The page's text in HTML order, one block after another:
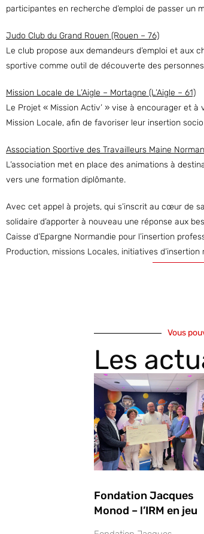
participantes en recherche d’emploi de passer
Judo Club du Grand Rouen (Rouen – 76)
Le club propose aux demandeurs d’emploi et aux
sportive comme outil de découverte des
Mission Locale de L’Aigle – Mortagne (L’Aigle – 61)
Le Projet « Mission Activ’ » vise à encourager et
Mission Locale, afin de favoriser leur insertion
Association Sportive des Travailleurs Maine
L’association met en place des animations à
vers une formation diplômante.
Avec cet appel à projets, qui s’inscrit au cœur de
solidaire d’apporter à nouveau une réponse aux
Caisse d’Epargne Normandie pour l’insertion
Production, missions Locales, initiatives
Vous
Les
Fondation Jacques
Monod – l’IRM en jeu